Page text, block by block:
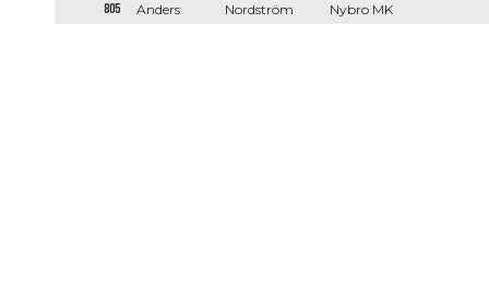
805
Anders Nordström Nybro MK